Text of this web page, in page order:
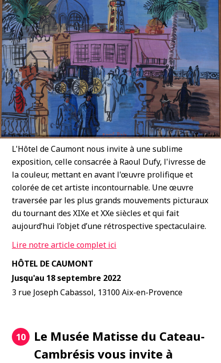
L'Hôtel de Caumont nous invite à une sublime
exposition, celle consacrée à Raoul Dufy, l'ivresse de
la couleur, mettant en avant l'œuvre prolifique et
colorée de cet artiste incontournable. Une œuvre
traversée par les plus grands mouvements picturaux
du tournant des XIXe et XXe siècles et qui fait
aujourd’hui l’objet d’une rétrospective spectaculaire.
Lire notre article complet ici
HÔTEL DE CAUMONT
Jusqu'au 18 septembre 2022
3 rue Joseph Cabassol, 13100 Aix-en-Provence
10
Le Musée Matisse du Cateau-
Cambrésis vous invite à